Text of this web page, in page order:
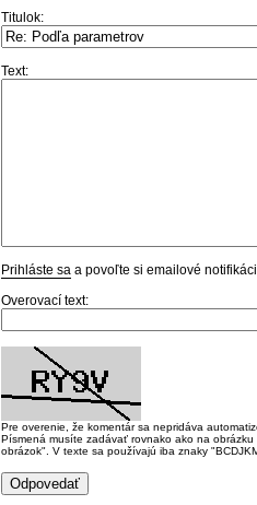
Titulok:
Text:
Prihláste sa a povoľte si emailové
Overovací text:
Pre overenie, že komentár sa nepridáva
Písmená musíte zadávať rovnako ako na
obrázok". V texte sa používajú iba znaky